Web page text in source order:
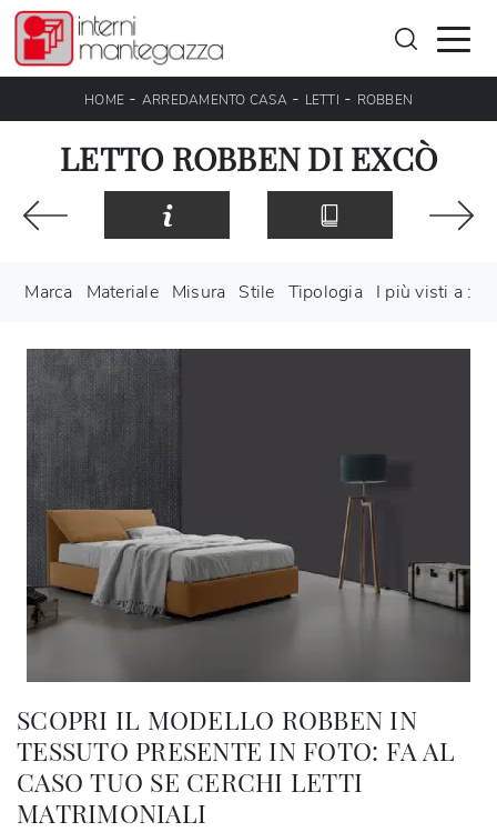
HOME - ARREDAMENTO CASA- LETTI - ROBBEN
LETTO ROBBEN DI EXCÒ
Marca Materiale Misura Stile Tipologia I più visti a :
SCOPRI IL MODELLO ROBBEN IN
TESSUTO PRESENTE IN FOTO: FA AL
CASO TUO SE CERCHI LETTI
MATRIMONIALI